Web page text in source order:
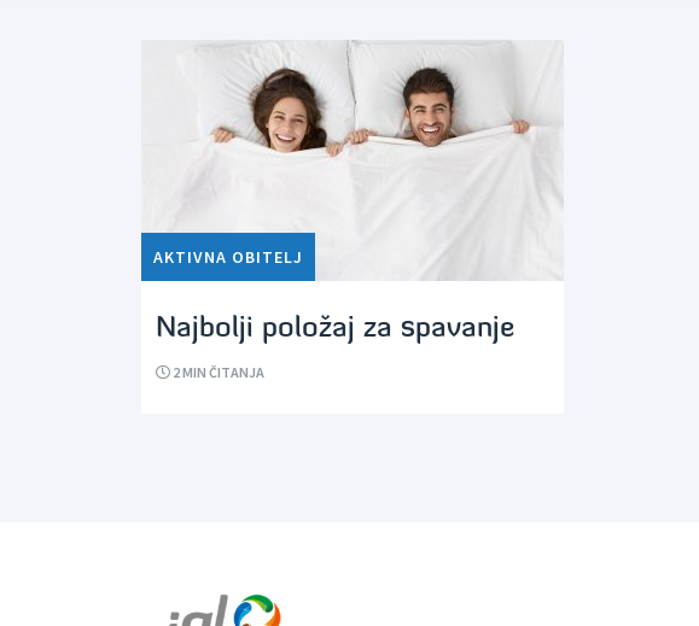
AKTIVNA OBITELJ
Najbolji položaj za spavanje
2MIN ČITANJA